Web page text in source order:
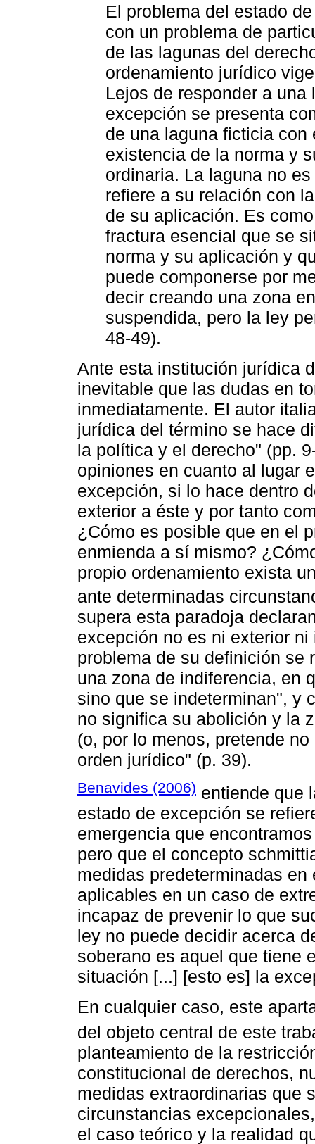
El problema del estado
con un problema de
de las lagunas del
ordenamiento jurídico
Lejos de responder a
excepción se presenta
de una laguna ficticia
existencia de la norma y
ordinaria. La laguna no
refiere a su relación con
de su aplicación. Es
fractura esencial que se
norma y su aplicación y
puede componerse por
decir creando una zona
suspendida, pero la ley
48-49).
Ante esta institución jurídica
inevitable que las dudas en
inmediatamente. El autor
jurídica del término se hace
la política y el derecho" (pp.
opiniones en cuanto al lugar
excepción, si lo hace dentro
exterior a éste y por tanto
¿Cómo es posible que en el
enmienda a sí mismo?
propio ordenamiento exista
ante determinadas
supera esta paradoja
excepción no es ni exterior
problema de su definición se
una zona de indiferencia, en
sino que se indeterminan", y
no significa su abolición y la
(o, por lo menos, pretende
orden jurídico" (p. 39).
Benavides (2006) entiende que
estado de excepción se
emergencia que
pero que el concepto
medidas predeterminadas
aplicables en un caso de
incapaz de prevenir lo que
ley no puede decidir acerca
soberano es aquel que tiene
situación [...] [esto es] la
En cualquier caso, este
del objeto central de este
planteamiento de la
constitucional de derechos,
medidas extraordinarias que
circunstancias
el caso teórico y la realidad